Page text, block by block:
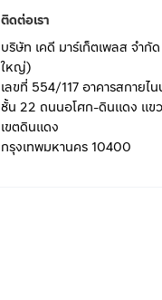
ติดต่อเรา
บริษัท เคดี มาร์เก็ตเพลส จำกั
ใหญ่)
เลขที่ 554/117 อาคารสกายไน
ชั้น 22 ถนนอโศก-ดินแดง แข
เขตดินแดง
กรุงเทพมหานคร 10400